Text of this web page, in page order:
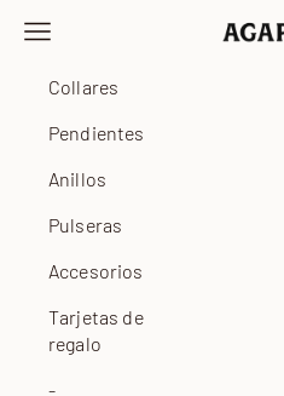
Agapée
Abrir menú de navegación
Collares
Pendientes
Anillos
Pulseras
Accesorios
Tarjetas de
regalo
-